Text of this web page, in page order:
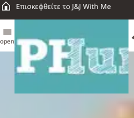
Επισκεφθείτε το J&J With Me
open